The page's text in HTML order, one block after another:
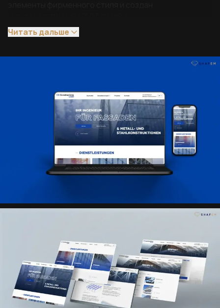
Реализована адаптивная верстка для корректного
отображения на всех типах устройств. Главная
с переходами к отдельным направлениям работы,
визуальная подача построена вокруг личности
клиента, его фото и экспертного позиционирования,
что усиливает доверие потенциальных заказчиков.
На сайте реализована страница проектов с
фильтрацией по категориям, а также отдельные
страницы услуг с подробным описанием и примерами
соответствующих работ. Дополнительно выполнен
перенос контента со старого сайта, реализована
многоязычность и базовая оптимизация проекта.
представляет экспертность клиента, структурирует
Структура проекта (Mind Map)
Figma (UX/UI дизайн)
HTML5
CSS3
JavaScript
WordPress
Читать дальше